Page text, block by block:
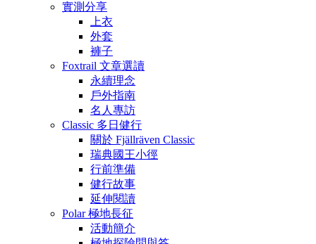
實測分享
上衣
外套
褲子
Foxtrail 文章選讀
永續理念
戶外指南
名人專訪
Classic 多日健行
關於 Fjällräven Classic
瑞典國王小徑
行前準備
健行故事
延伸閱讀
Polar 極地長征
活動簡介